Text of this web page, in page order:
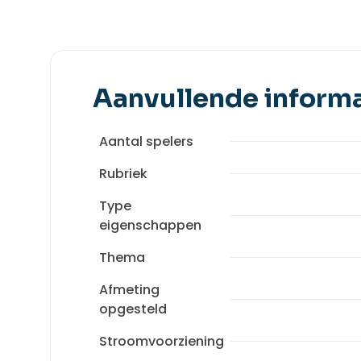
Aanvullende
Aantal spelers
Rubriek
Type
eigenschappen
Thema
Afmeting
opgesteld
Stroomvoorziening